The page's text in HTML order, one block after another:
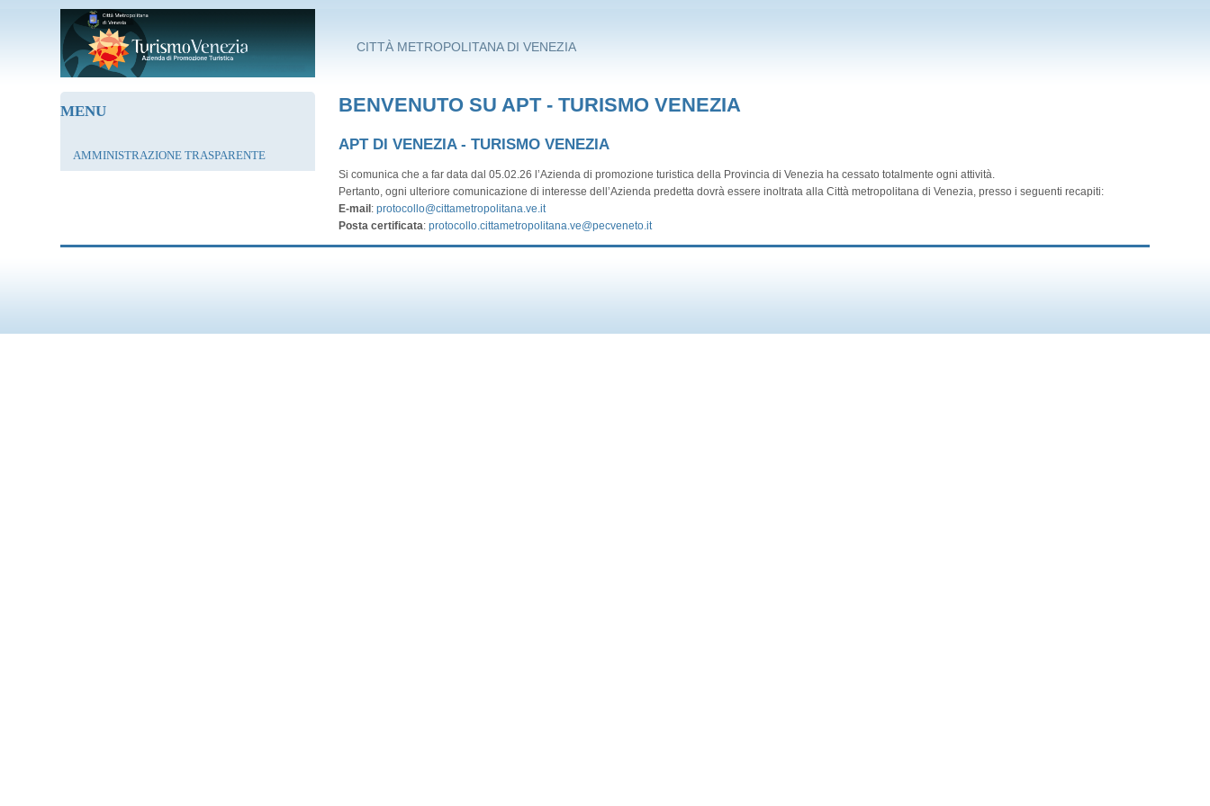
Salta al contenuto principale
CITTÀ METROPOLITANA DI VENEZIA
MENU
AMMINISTRAZIONE TRASPARENTE
BENVENUTO SU APT - TURISMO VENEZIA
APT DI VENEZIA - TURISMO VENEZIA
Si comunica che a far data dal 05.02.26 l’Azienda di promozione turistica della Provincia di Venezia ha cessato totalmente ogni attività.
Pertanto, ogni ulteriore comunicazione di interesse dell’Azienda predetta dovrà essere inoltrata alla Città metropolitana di Venezia, presso i seguenti recapiti:
E-mail:protocollo@cittametropolitana.ve.it
Posta certificata:protocollo.cittametropolitana.ve@pecveneto.it